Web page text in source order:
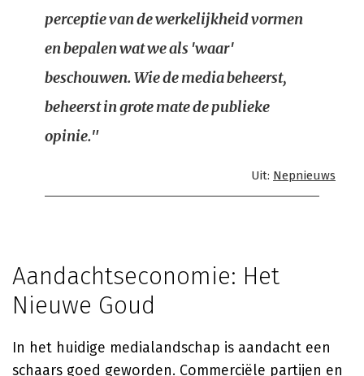
perceptie van de werkelijkheid vormen
en bepalen wat we als 'waar'
beschouwen. Wie de media beheerst,
beheerst in grote mate de publieke
opinie."
Uit: Nepnieuws
Aandachtseconomie: Het
Nieuwe Goud
In het huidige medialandschap is aandacht een
schaars goed geworden. Commerciële partijen en